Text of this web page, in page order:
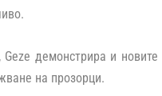
демонстрира и новите
на прозорци.